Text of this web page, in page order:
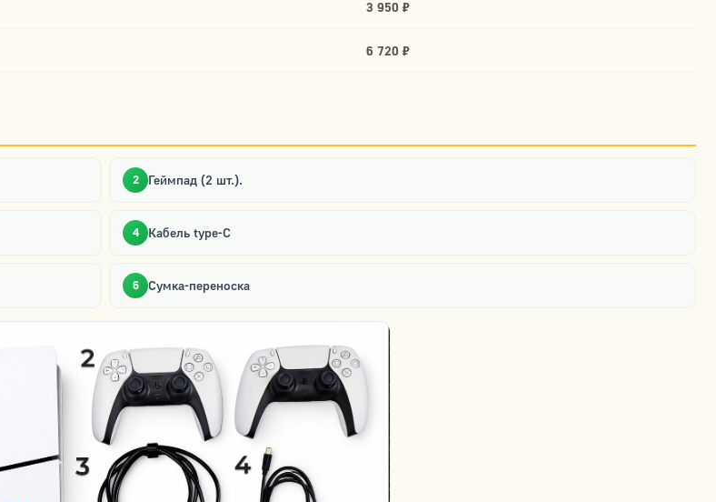
3 950 ₽
6 720 ₽
2 Геймпад (2 шт.).
4 Кабель type-C
6 Сумка-переноска